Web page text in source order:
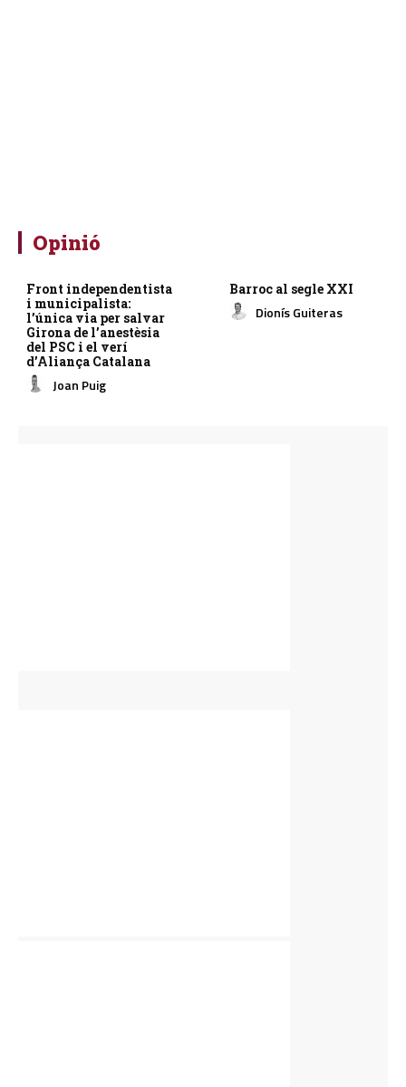
Opinió
Front independentista
i municipalista:
l’única via per salvar
Girona de l’anestèsia
del PSC i el verí
d’Aliança Catalana
Joan Puig
Barroc al segle XXI
Dionís Guiteras